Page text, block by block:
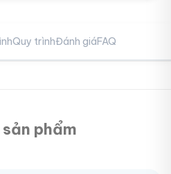
Quy trìnhĐánh giáFAQ
phẩm